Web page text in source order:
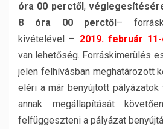
óra 00 perctől ,
8 óra 00 perctő l–
kivételével – 2019. február
van lehetőség. Forráskimerülés
jelen felhívásban meghatározott
eléri a már benyújtott
annak megállapítását
felfüggeszteni a pályázat